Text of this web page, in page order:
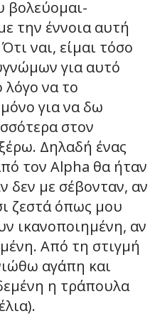
βολεύομαι-
την έννοια αυτή
ναι, είμαι τόσο
για αυτό
να το
για να δω
στον
Δηλαδή ένας
τον Alpha θα ήταν
δεν με σέβονταν, αν
ζεστά όπως μου
ικανοποιημένη, αν
Από τη στιγμή
αγάπη και
η τράπουλα